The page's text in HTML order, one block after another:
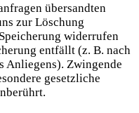
übersandten
zur Löschung
widerrufen
entfällt (z. B. nach
Anliegens). Zwingende
gesetzliche